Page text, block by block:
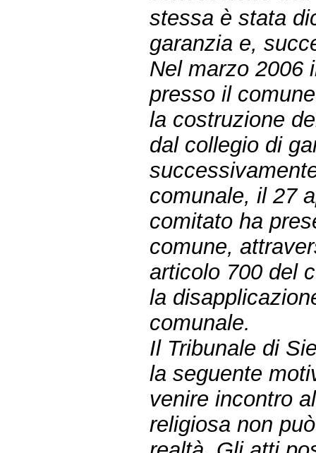
stessa è stata
garanzia e,
Nel marzo 2006
presso il
la costruzione
dal collegio di
comunale, il 27
comitato ha
comune,
articolo 700 del
la
comunale.
Il Tribunale di
la seguente
venire incontro
religiosa non